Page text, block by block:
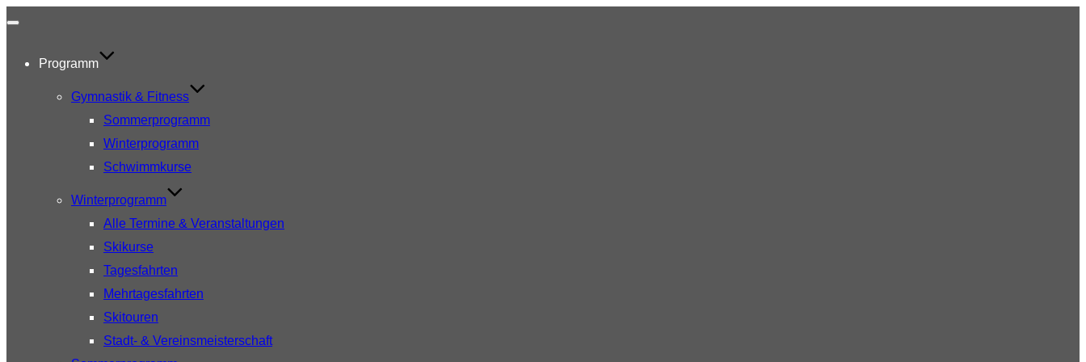
umschalten
Programm
Gymnastik & Fitness
Sommerprogramm
Winterprogramm
Schwimmkurse
Winterprogramm
Alle Termine & Veranstaltungen
Skikurse
Tagesfahrten
Mehrtagesfahrten
Skitouren
Stadt- & Vereinsmeisterschaft